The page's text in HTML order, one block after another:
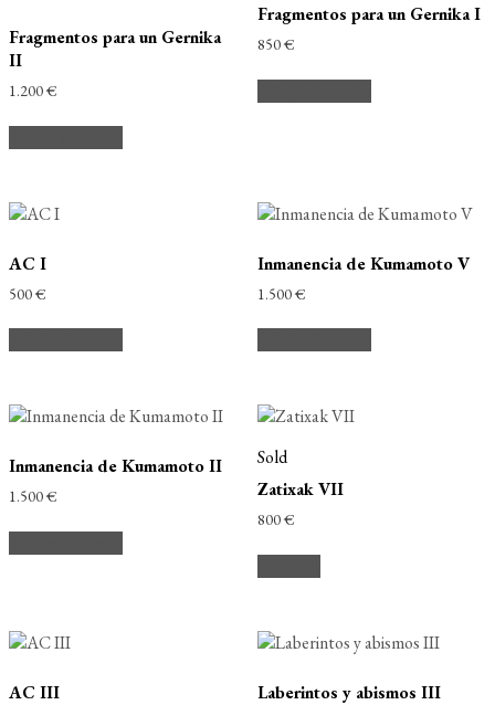
Fragmentos para un Gernika
II
1.200€
Fragmentos para un Gernika I
850€
AC I
500€
Inmanencia de Kumamoto V
1.500€
Inmanencia de Kumamoto II
1.500€
Sold
Zatixak VII
800€
AC III Laberintos y abismos III